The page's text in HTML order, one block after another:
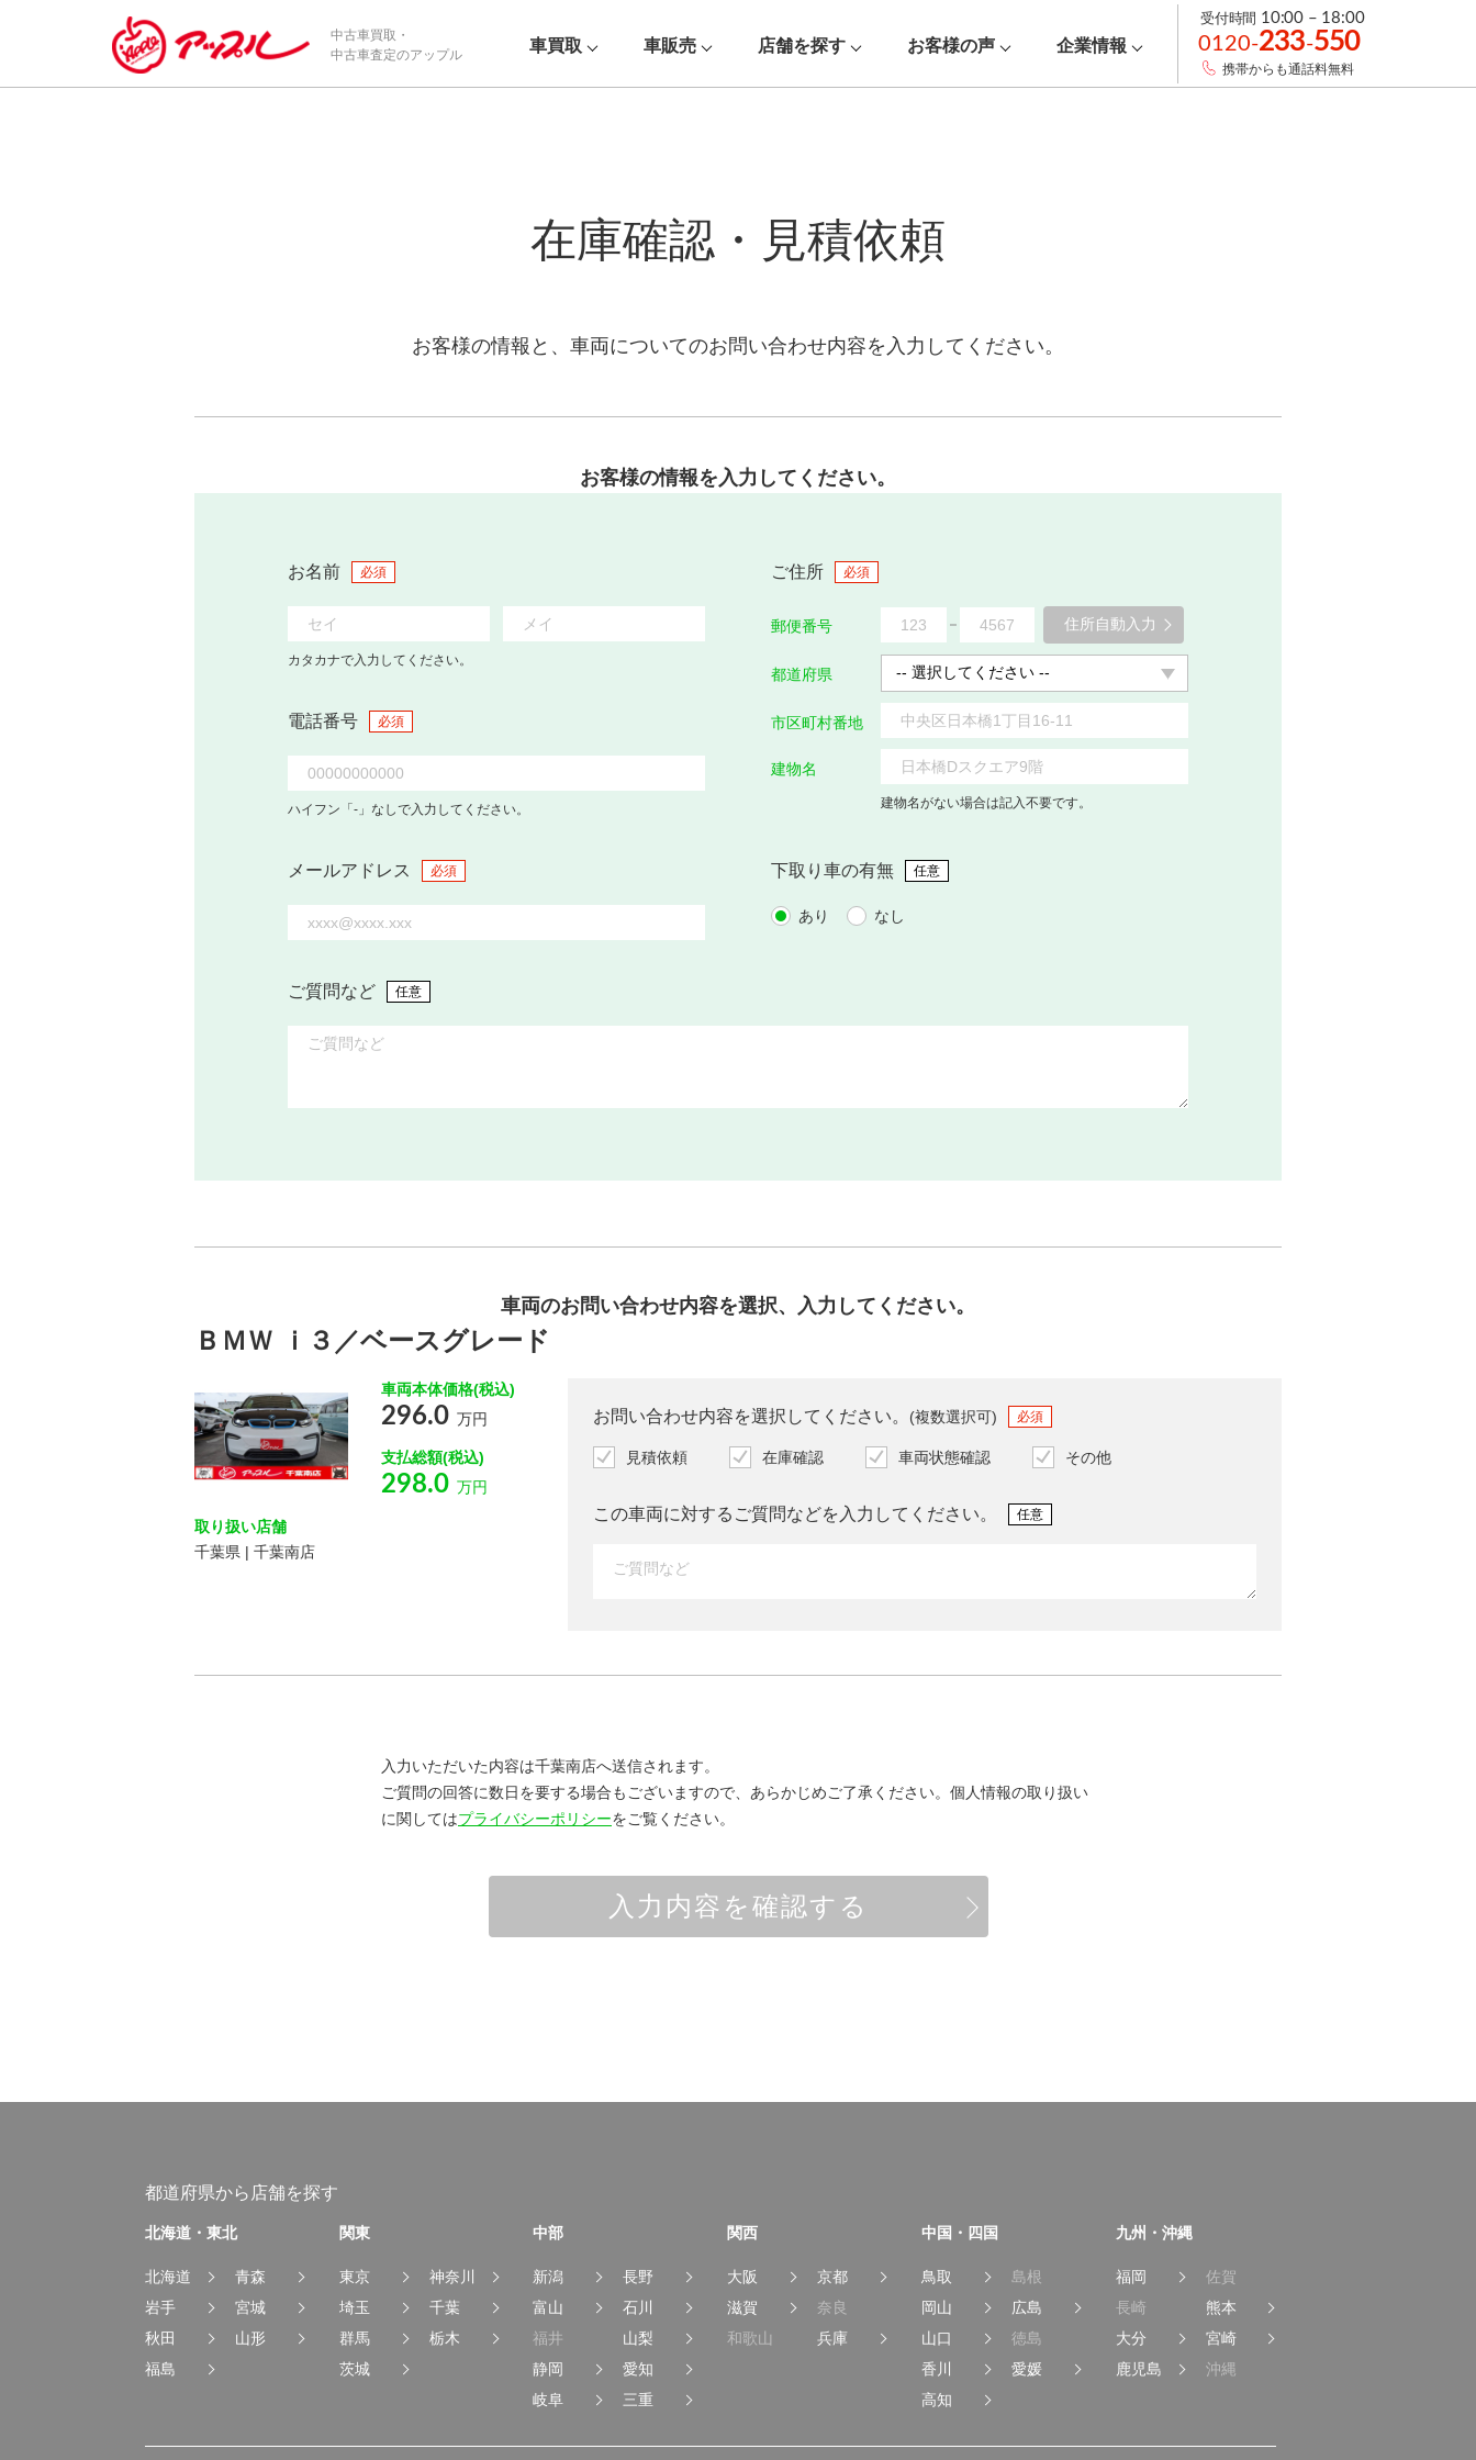
中古車買取・
中古車査定のアップル
車買取 車販売 店舗を探す お客様の声 企業情報
受付時間 10:00 – 18:00
0120-233-550
携帯からも通話料無料
在庫確認・見積依頼
お客様の情報と、車両についてのお問い合わせ内容を入力してください。
お客様の情報を入力してください。
お名前 必須
カタカナで入力してください。
ご住所 必須
郵便番号 住所自動入力
都道府県
市区町村番地
建物名
建物名がない場合は記入不要です。
電話番号 必須
ハイフン「-」なしで入力してください。
メールアドレス 必須 下取り車の有無 任意
あり なし
ご質問など 任意
車両のお問い合わせ内容を選択、入力してください。
ＢＭＷ ｉ３／ベースグレード
車両本体価格(税込)
296.0 万円
支払総額(税込)
298.0 万円
取り扱い店舗
千葉県 | 千葉南店
お問い合わせ内容を選択してください。 (複数選択可) 必須
見積依頼 在庫確認 車両状態確認 その他
この車両に対するご質問などを入力して ください。 任意
入力いただいた内容は千葉南店へ送信されます。
ご質問の回答に数日を要する場合もございますので、あらかじめご了承ください。 個人情報の取り扱い
に関してはプライバシーポリシーをご覧ください。
入力内容を確認する
都道府県から店舗を探す
北海道・東北
北海道
青森
岩手
宮城
秋田
山形
福島
関東
東京
神奈川
埼玉
千葉
群馬
栃木
茨城
中部
新潟
長野
富山
石川
福井
山梨
静岡
愛知
岐阜
三重
関西
大阪
京都
滋賀
奈良
和歌山
兵庫
中国・四国
鳥取
島根
岡山
広島
山口
徳島
香川
愛媛
高知
九州・沖縄
福岡
佐賀
長崎
熊本
大分
宮崎
鹿児島
沖縄